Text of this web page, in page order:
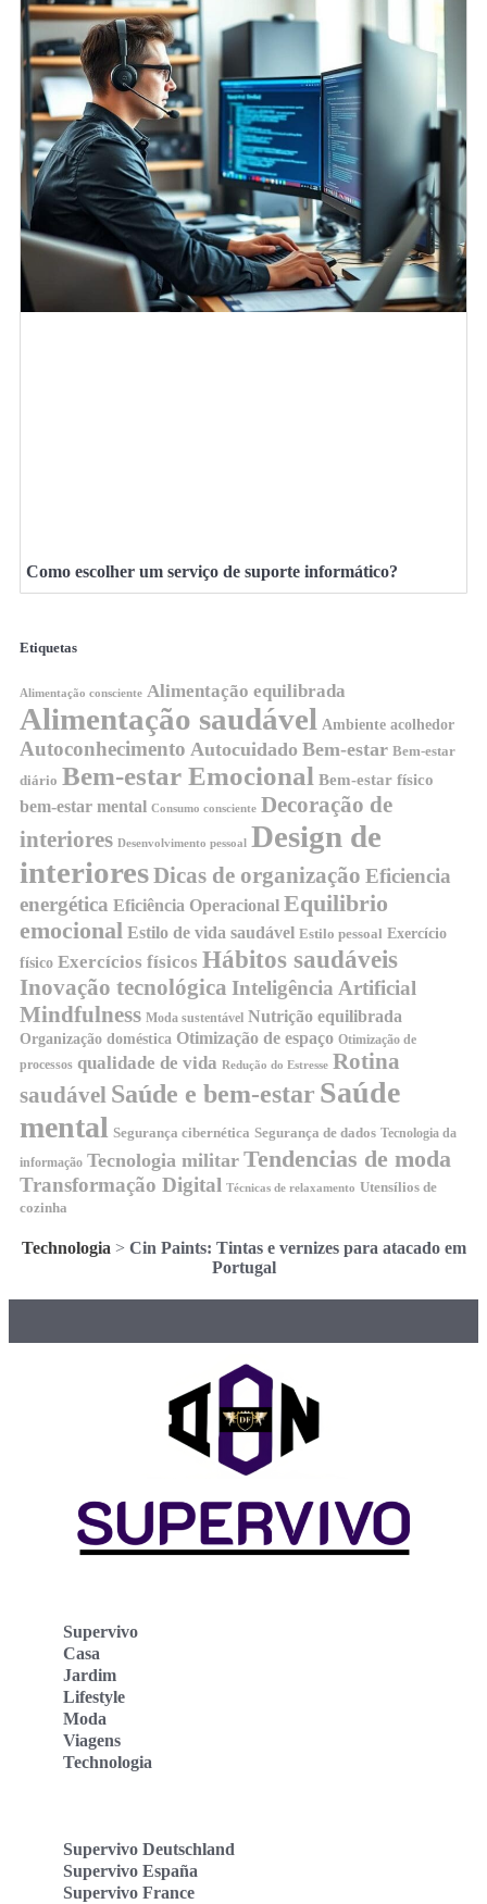
Como escolher um serviço de suporte informático?
Etiquetas
Alimentação consciente Alimentação equilibrada
Alimentação saudável Ambiente acolhedor
Autoconhecimento Autocuidado Bem-estar Bem-estar
diário Bem-estar Emocional Bem-estar físico
bem-estar mental Consumo consciente Decoração de
interiores Desenvolvimento pessoal
Design de
interioresDicas de organização Eficiencia
energética Eficiência Operacional Equilibrio
emocional Estilo de vida saudável Estilo pessoal Exercício
físico Exercícios físicos Hábitos saudáveis
Inovação tecnológica Inteligência Artificial
Mindfulness Moda sustentável Nutrição equilibrada
Organização doméstica Otimização de espaço Otimização de
processos qualidade de vida Redução do Estresse Rotina
saudável Saúde e bem-estar Saúde
mental Segurança cibernética Segurança de dados Tecnologia da
informação Tecnologia militar Tendencias de moda
Transformação Digital Técnicas de relaxamento Utensílios de
cozinha
Technologia> Cin Paints: Tintas e vernizes para atacado em
Portugal
Supervivo
Casa
Jardim
Lifestyle
Moda
Viagens
Technologia
Supervivo Deutschland
Supervivo España
Supervivo France